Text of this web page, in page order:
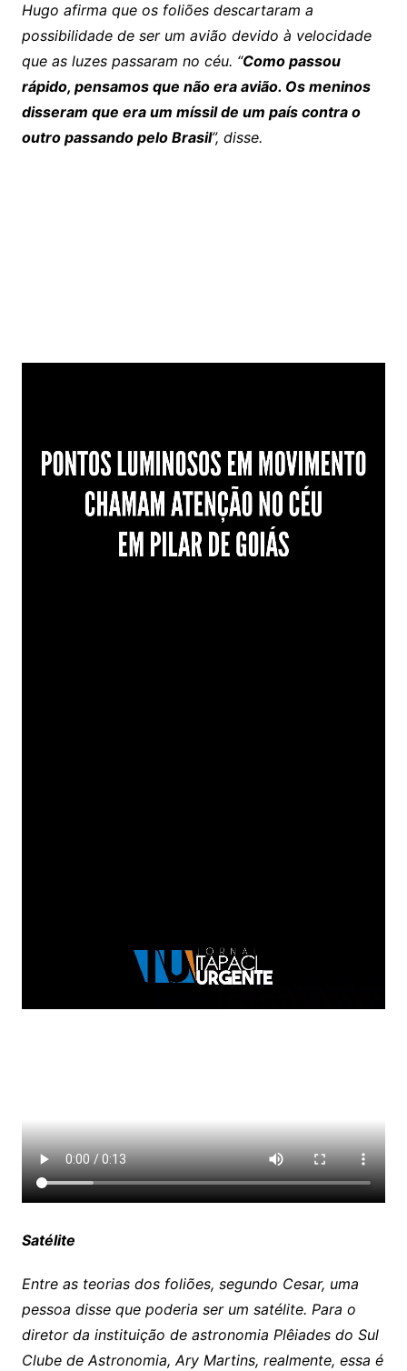
Hugo afirma que os foliões descartaram a
possibilidade de ser um avião devido à velocidade
que as luzes passaram no céu. “Como passou
rápido, pensamos que não era avião. Os meninos
disseram que era um míssil de um país contra o
outro passando pelo Brasil”, disse.
Satélite
Entre as teorias dos foliões, segundo Cesar, uma
pessoa disse que poderia ser um satélite. Para o
diretor da instituição de astronomia Plêiades do Sul
Clube de Astronomia, Ary Martins, realmente, essa é